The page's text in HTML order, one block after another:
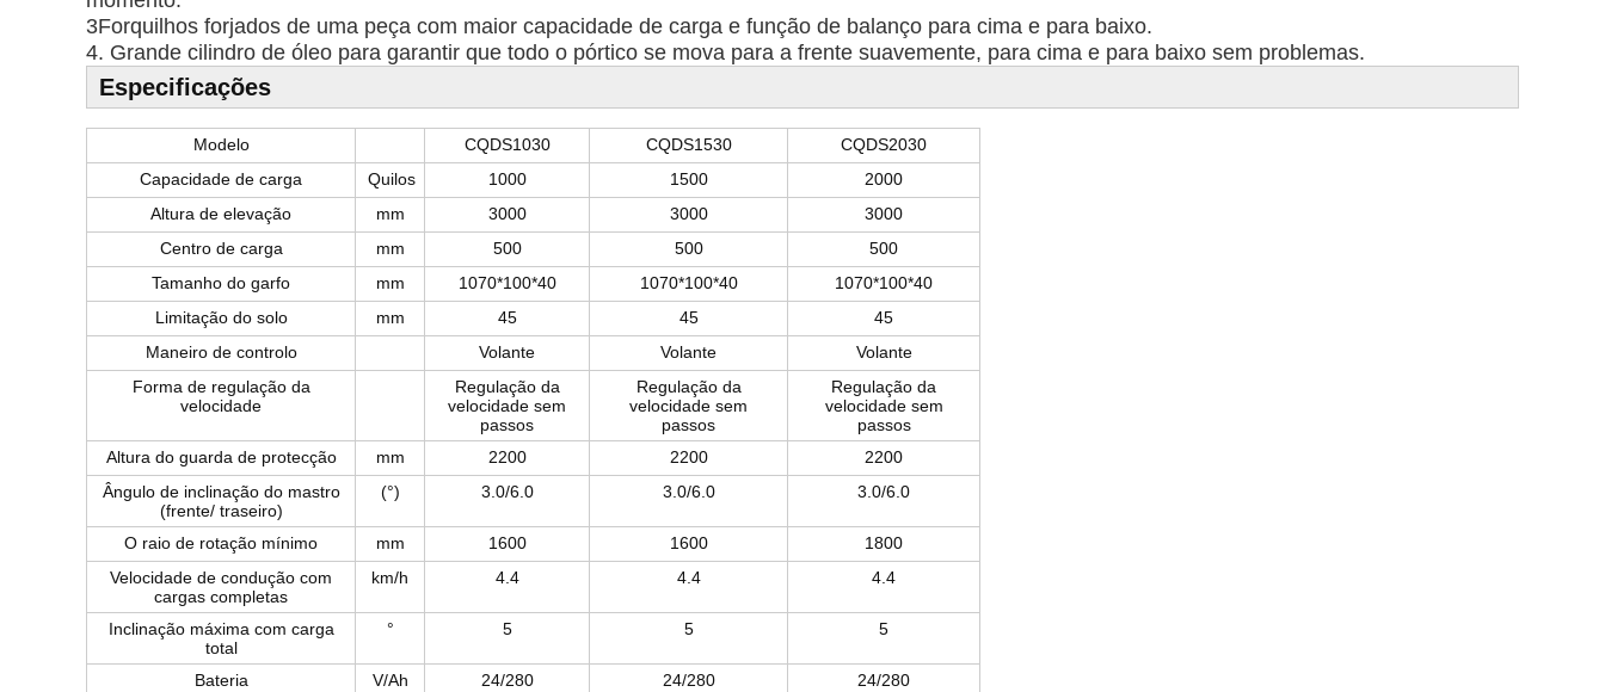
3Forquilhos forjados de uma peça com maior capacidade de carga e função de balanço para cima e para baixo.
4. Grande cilindro de óleo para garantir que todo o pórtico se mova para a frente suavemente, para cima e para baixo sem problemas.
Especificações
Modelo CQDS1030 CQDS1530
CQDS2030
Capacidade de carga
Quilos 1000 1500
2000
Altura de elevação
mm 3000 3000
3000
Centro de carga
mm 500 500
500
Tamanho do garfo
mm 1070*100*40 1070*100*40
1070*100*40
Limitação do solo
mm 45 45
45
Maneiro de controlo
Volante Volante
Volante
Forma de regulação da
velocidade
Regulação da
velocidade sem
passos
Regulação da
velocidade sem
passos
Regulação da
velocidade sem
passos
Altura do guarda de protecção
mm 2200 2200
2200
Ângulo de inclinação do mastro
(frente/ traseiro)
(°) 3.0/6.0 3.0/6.0 3.0/6.0
O raio de rotação mínimo mm 1600 1600
1800
Velocidade de condução com
cargas completas
km/h 4.4 4.4 4.4
Inclinação máxima com carga
total
° 5 5 5
Bateria V/Ah 24/280 24/280
24/280